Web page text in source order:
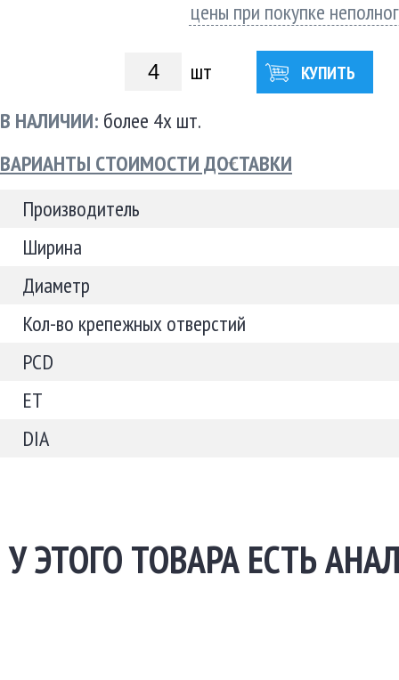
цены при покупке
шт КУПИТЬ
В НАЛИЧИИ: более 4х шт.
ВАРИАНТЫ СТОИМОСТИ ДОСТАВКИ
Производитель
Ширина
Диаметр
Кол-во крепежных отверстий
PCD
ET
DIA
У ЭТОГО ТОВАРА ЕСТЬ